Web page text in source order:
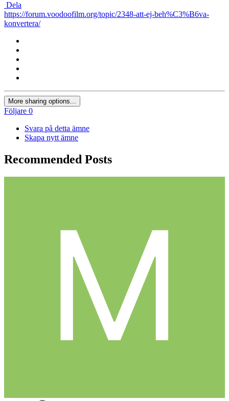
Dela
https://forum.voodoofilm.org/topic/2348-att-ej-beh%C3%B6va-
konvertera/
More sharing options...
Följare 0
Svara på detta ämne
Skapa nytt ämne
Recommended Posts